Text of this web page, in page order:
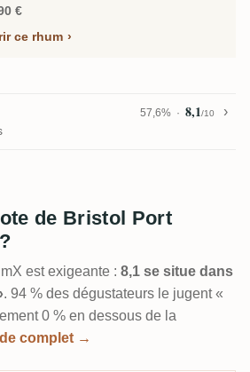
€
ce rhum
57,6% 8,1/10
de Bristol Port
est exigeante : 8,1 se situe dans
. 94 % des dégustateurs le jugent «
0 % en dessous de la
complet →